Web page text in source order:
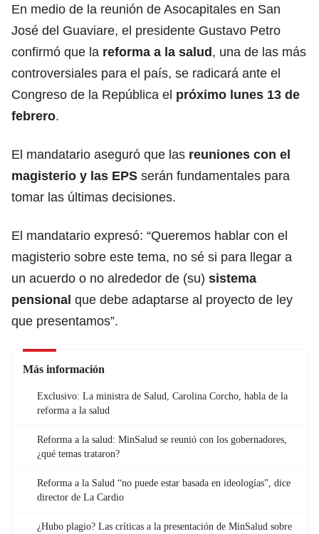
En medio de la reunión de Asocapitales en San
José del Guaviare, el presidente Gustavo Petro
confirmó que la reforma a la salud, una de las más
controversiales para el país, se radicará ante el
Congreso de la República el próximo lunes 13 de
febrero.
El mandatario aseguró que las reuniones con el
magisterio y las EPS serán fundamentales para
tomar las últimas decisiones.
El mandatario expresó: “Queremos hablar con el
magisterio sobre este tema, no sé si para llegar a
un acuerdo o no alrededor de (su) sistema
pensional que debe adaptarse al proyecto de ley
que presentamos”.
Más información
Exclusivo: La ministra de Salud, Carolina Corcho, habla de la
reforma a la salud
Reforma a la salud: MinSalud se reunió con los gobernadores,
¿qué temas trataron?
Reforma a la Salud “no puede estar basada en ideologías”, dice
director de La Cardio
¿Hubo plagio? Las críticas a la presentación de MinSalud sobre